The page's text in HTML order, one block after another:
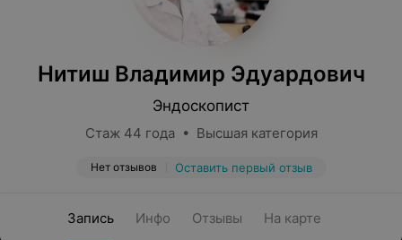
Нитиш Владимир Эдуардович
Эндоскопист
Стаж 44 года • Высшая категория
Нет отзывов Оставить первый отзыв
Запись Инфо Отзывы На карте